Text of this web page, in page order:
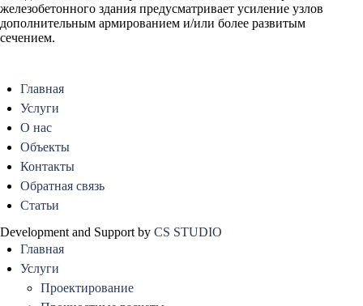
железобетонного здания предусматривает усиление узлов
дополнительным армированием и/или более развитым
сечением.
Главная
Услуги
О нас
Объекты
Контакты
Обратная связь
Статьи
Development and Support by CS STUDIO
Главная
Услуги
Проектирование